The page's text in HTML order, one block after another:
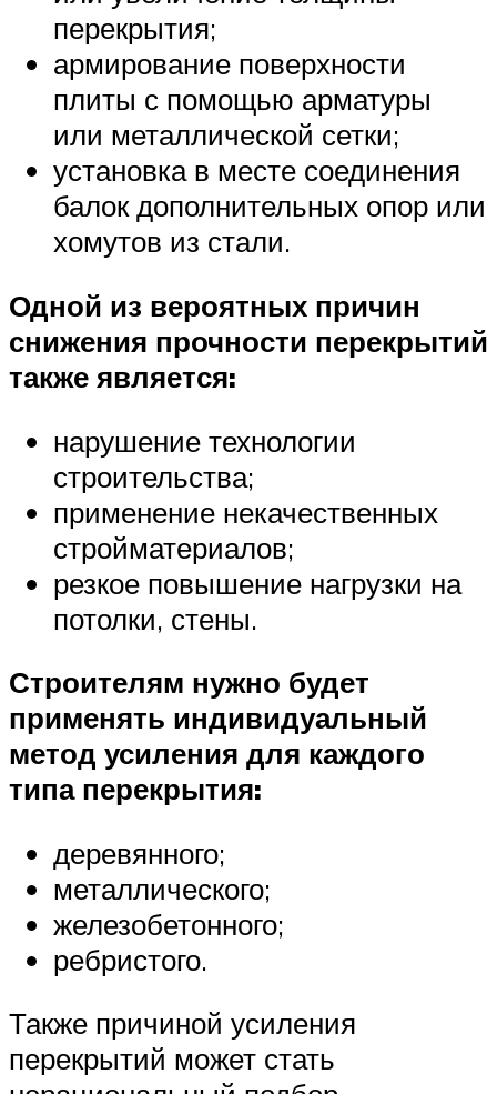
перекрытия;
армирование поверхности
плиты с помощью арматуры
или металлической сетки;
установка в месте соединения
балок дополнительных опор или
хомутов из стали.
Одной из вероятных причин
снижения прочности перекрытий
также является:
нарушение технологии
строительства;
применение некачественных
стройматериалов;
резкое повышение нагрузки на
потолки, стены.
Строителям нужно будет
применять индивидуальный
метод усиления для каждого
типа перекрытия:
деревянного;
металлического;
железобетонного;
ребристого.
Также причиной усиления
перекрытий может стать